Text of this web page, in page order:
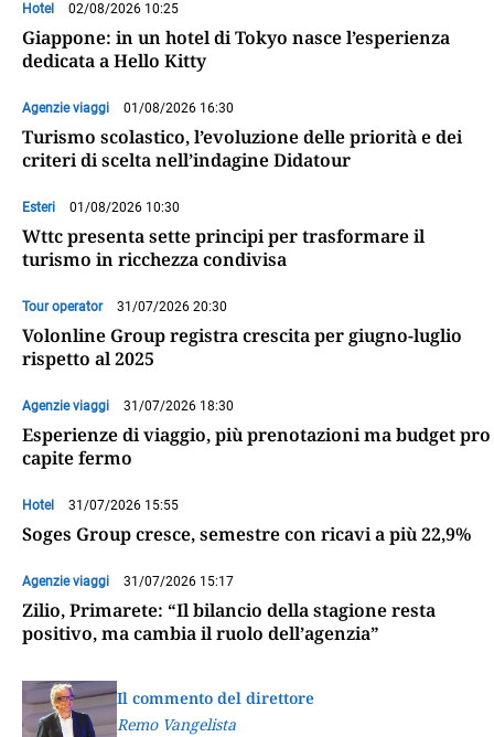
Hotel 02/08/2026 10:25
Giappone: in un hotel di Tokyo nasce l’esperienza
dedicata a Hello Kitty
Agenzie viaggi 01/08/2026 16:30
Turismo scolastico, l’evoluzione delle priorità e dei
criteri di scelta nell’indagine Didatour
Esteri 01/08/2026 10:30
Wttc presenta sette principi per trasformare il
turismo in ricchezza condivisa
Tour operator 31/07/2026 20:30
Volonline Group registra crescita per giugno-luglio
rispetto al 2025
Agenzie viaggi 31/07/2026 18:30
Esperienze di viaggio, più prenotazioni ma budget pro
capite fermo
Hotel 31/07/2026 15:55
Soges Group cresce, semestre con ricavi a più 22,9%
Agenzie viaggi 31/07/2026 15:17
Zilio, Primarete: “Il bilancio della stagione resta
positivo, ma cambia il ruolo dell’agenzia”
Il commento del direttore
Remo Vangelista